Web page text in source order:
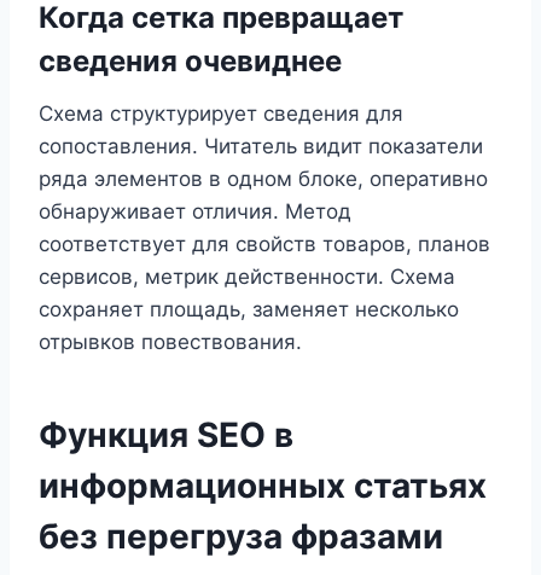
Когда сетка превращает
сведения очевиднее
Схема структурирует сведения для
сопоставления. Читатель видит показатели
ряда элементов в одном блоке, оперативно
обнаруживает отличия. Метод
соответствует для свойств товаров, планов
сервисов, метрик действенности. Схема
сохраняет площадь, заменяет несколько
отрывков повествования.
Функция SEO в
информационных статьях
без перегруза фразами